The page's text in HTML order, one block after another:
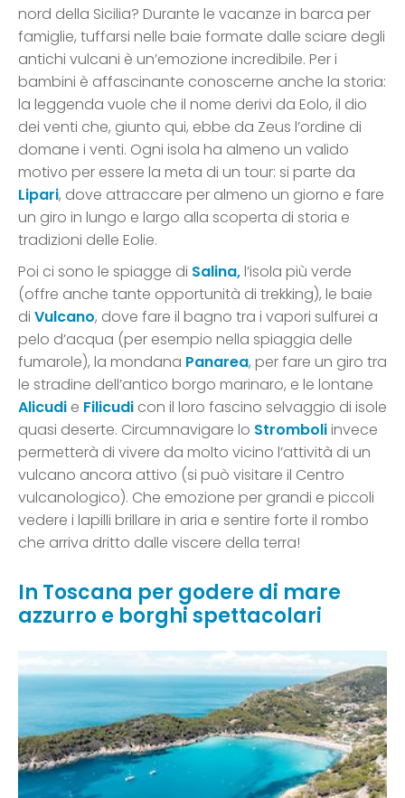
nord della Sicilia? Durante le vacanze in barca per
famiglie, tuffarsi nelle baie formate dalle sciare degli
antichi vulcani è un’emozione incredibile. Per i
bambini è affascinante conoscerne anche la storia:
la leggenda vuole che il nome derivi da Eolo, il dio
dei venti che, giunto qui, ebbe da Zeus l’ordine di
domane i venti. Ogni isola ha almeno un valido
motivo per essere la meta di un tour: si parte da
Lipari, dove attraccare per almeno un giorno e fare
un giro in lungo e largo alla scoperta di storia e
tradizioni delle Eolie.
Poi ci sono le spiagge di Salina,l’isola più verde
(offre anche tante opportunità di trekking), le baie
di Vulcano, dove fare il bagno tra i vapori sulfurei a
pelo d’acqua (per esempio nella spiaggia delle
fumarole), la mondana Panarea, per fare un giro tra
le stradine dell’antico borgo marinaro, e le lontane
Alicudi e Filicudi con il loro fascino selvaggio di isole
quasi deserte. Circumnavigare lo Stromboliinvece
permetterà di vivere da molto vicino l’attività di un
vulcano ancora attivo (si può visitare il Centro
vulcanologico). Che emozione per grandi e piccoli
vedere i lapilli brillare in aria e sentire forte il rombo
che arriva dritto dalle viscere della terra!
In Toscana per godere di mare
azzurro e borghi spettacolari